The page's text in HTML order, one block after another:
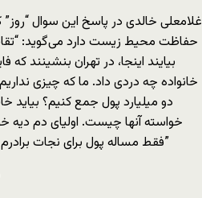
غلامعلی خالدی در پاسخ این سوال
حفاظت محیط زیست دارد می‌گوید:
بیایند اینجا، در تهران بنشینند که
خانواده چه دردی داد. ما که چیزی
دو میلیارد پول جمع کنیم؟ بیاید
خواسته آنها چیست. اولیای دم دیه
فقط مساله پول برای نجات برادرم مطرح است، چه کار باید بکنیم؟”